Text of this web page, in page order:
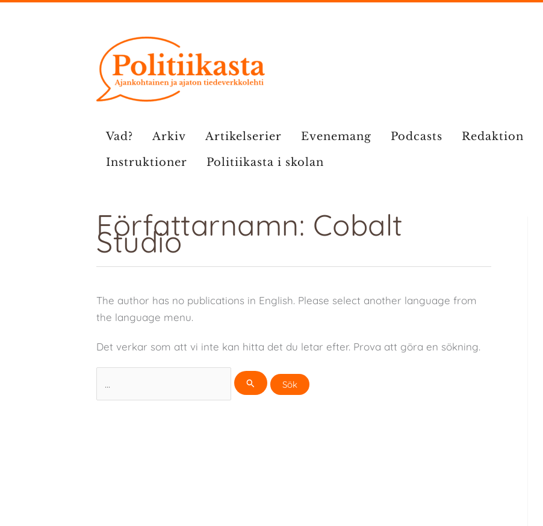
Vad? Arkiv Artikelserier Evenemang Podcasts Redaktion
Instruktioner
Politiikasta i skolan
Författarnamn: Cobalt
Studio
The author has no publications in English. Please select another language from
the language menu.
Det verkar som att vi inte kan hitta det du letar efter. Prova att göra en sökning.
efter: